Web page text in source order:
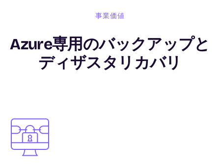
事業価値
Azure専用のバックアップと
ディザスタリカバリ
Image